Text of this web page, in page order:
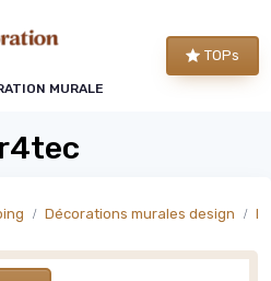
MURALE
TOPs
Décorations murales design